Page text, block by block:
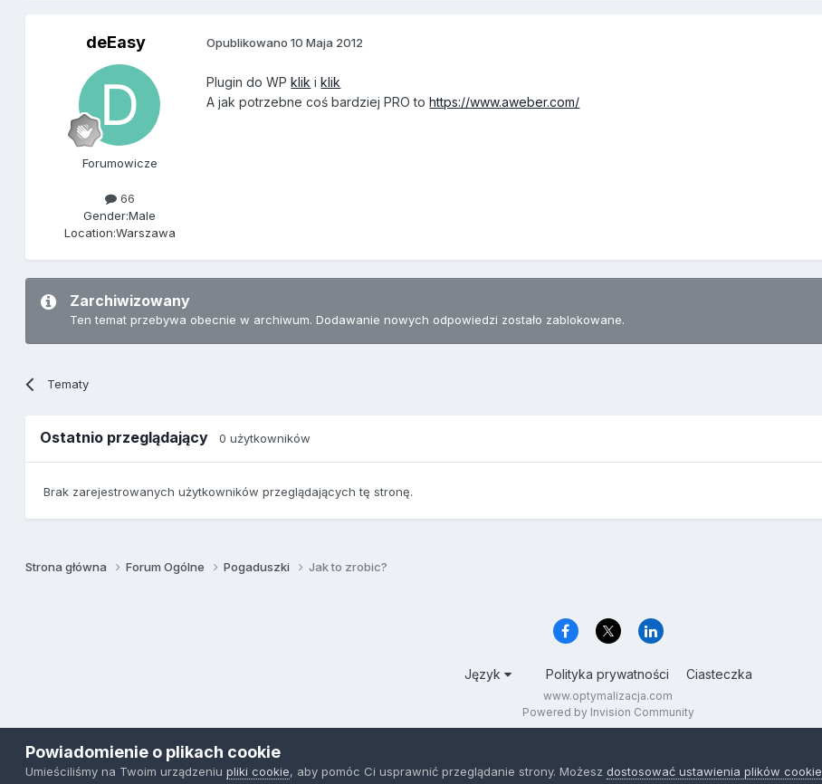
deEasy
Forumowicze
66
Gender:Male
Location:Warszawa
Opublikowano10 Maja 2012
Plugin do WPklik iklik
A jak potrzebne coś bardziej PRO tohttps://www.aweber.com/
Zarchiwizowany
Ten temat przebywa obecnie w archiwum. Dodawanie nowych odpowiedzi zostało zablokowane.
Tematy
Ostatnio przeglądający0 użytkowników
Brak zarejestrowanych użytkowników przeglądających tę stronę.
Strona główna Forum Ogólne Pogaduszki Jak to zrobic?
Język Polityka prywatności Ciasteczka
www.optymalizacja.com
Powered by Invision Community
Powiadomienie o plikach cookie
Umieściliśmy na Twoim urządzeniupliki cookie, aby pomóc Ci usprawnić przeglądanie strony. Możeszdostosować ustawienia plików cookie